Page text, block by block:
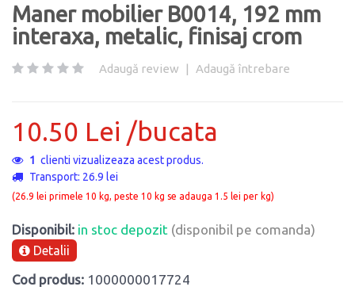
Maner mobilier B0014, 192 mm
interaxa, metalic, finisaj crom
Adaugă review | Adaugă întrebare
10.50 Lei /bucata
1 clienti vizualizeaza acest produs.
Transport: 26.9 lei
(26.9 lei primele 10 kg, peste 10 kg se adauga 1.5 lei per kg)
Disponibil: in stoc depozit (disponibil pe comanda)
Detalii
Cod produs: 1000000017724